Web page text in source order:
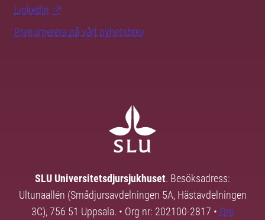
LinkedIn
Prenumerera på vårt nyhetsbrev
SLU Universitetsdjursjukhuset. Besöksadress:
Ultunaallén (Smådjursavdelningen 5A, Hästavdelningen
3C), 756 51 Uppsala. • Org nr: 202100-2817 • Om